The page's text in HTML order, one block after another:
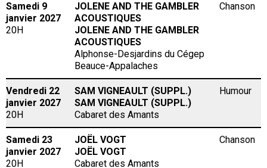
Samedi 9
janvier 2027
20H
JOLENE AND THE GAMBLER
ACOUSTIQUES
JOLENE AND THE GAMBLER
ACOUSTIQUES
Alphonse-Desjardins du Cégep
Beauce-Appalaches
Chanson
Vendredi 22
janvier 2027
20H
SAM VIGNEAULT (SUPPL.)
SAM VIGNEAULT (SUPPL.)
Cabaret des Amants
Humour
Samedi 23
janvier 2027
20H
JOËL VOGT
JOËL VOGT
Cabaret des Amants
Chanson